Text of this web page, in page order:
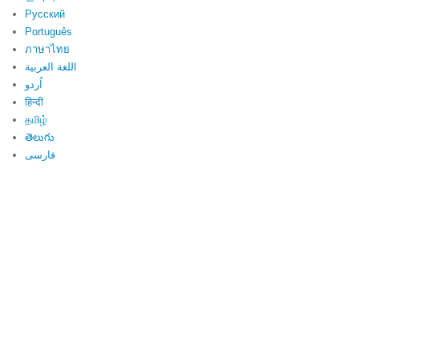
Русский
Português
ภาษาไทย
اللغة العربية
اُردو
हिन्दी
தமிழ்
తెలుగు
فارسی